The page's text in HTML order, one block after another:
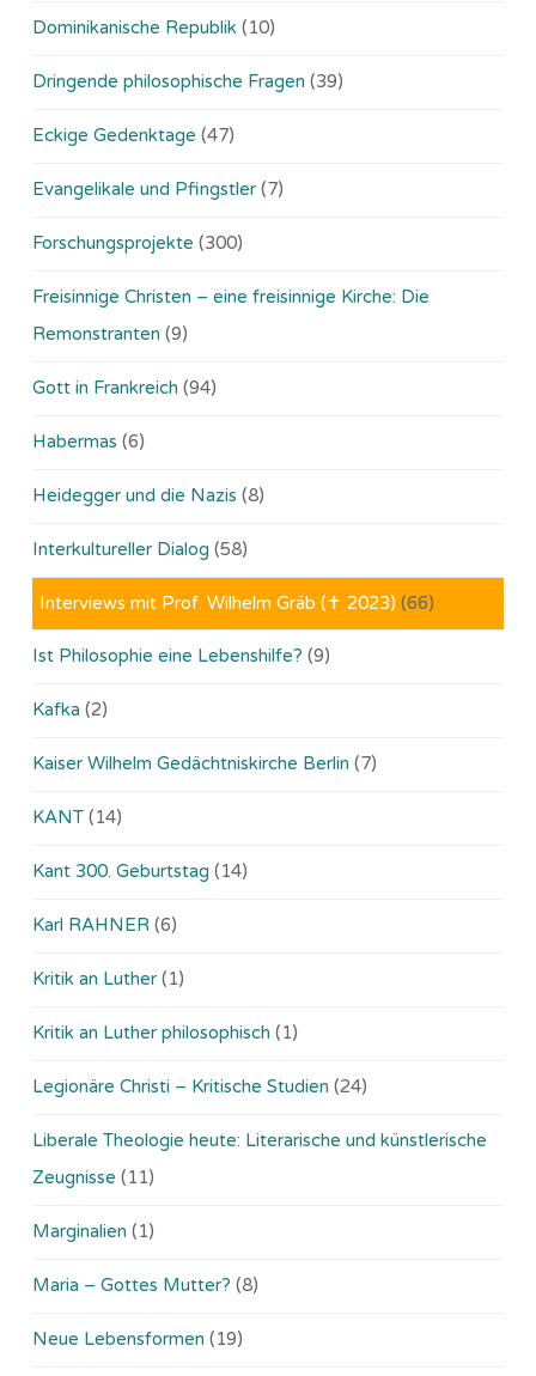
Dominikanische Republik (10)
Dringende philosophische Fragen (39)
Eckige Gedenktage (47)
Evangelikale und Pfingstler (7)
Forschungsprojekte (300)
Freisinnige Christen – eine freisinnige Kirche: Die
Remonstranten (9)
Gott in Frankreich (94)
Habermas (6)
Heidegger und die Nazis (8)
Interkultureller Dialog (58)
Interviews mit Prof. Wilhelm Gräb (✝ 2023) (66)
Ist Philosophie eine Lebenshilfe? (9)
Kafka (2)
Kaiser Wilhelm Gedächtniskirche Berlin (7)
KANT (14)
Kant 300. Geburtstag (14)
Karl RAHNER (6)
Kritik an Luther (1)
Kritik an Luther philosophisch (1)
Legionäre Christi – Kritische Studien (24)
Liberale Theologie heute: Literarische und künstlerische
Zeugnisse (11)
Marginalien (1)
Maria – Gottes Mutter? (8)
Neue Lebensformen (19)